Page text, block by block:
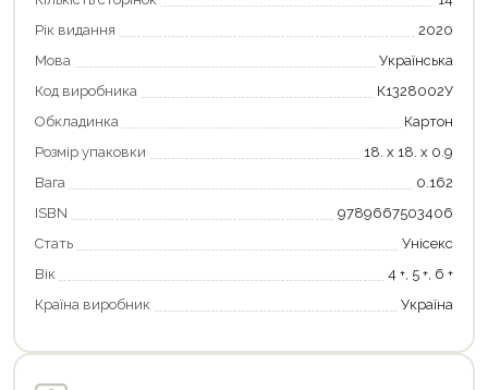
Рік видання
2020
Мова
Українська
Код виробника
К1328002У
Обкладинка
Картон
Розмір упаковки
18. х 18. х 0.9
Вага
0.162
ISBN
9789667503406
Стать
Унісекс
Вік
4 +, 5 +, 6 +
Країна виробник
Україна
Оформити замовлення